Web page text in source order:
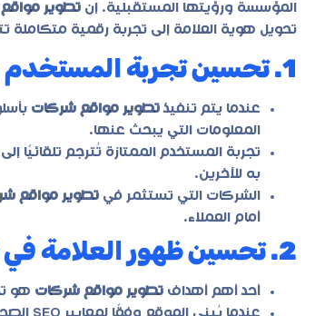
المؤسسة ورؤيتها المستقبلية. إن تطوير
تحويل هوية العلامة إلى تجربة رقمية متكاملة
1. تحسين تجربة المستخدم وبناء الثقة
عندما يتم تنفيذتطوير مواقع شركات
المعلومات التي يبحث عنها.
تجربة المستخدم الممتازة تُترجم تلقائيًا
به للآخرين.
الشركات التي تستثمر في تطوير مواقع
أمام العملاء.
2. تحسين ظهور العلامة في نتائج البحث (SEO)
أحد أهم أهداف تطوير مواقع شركات هو